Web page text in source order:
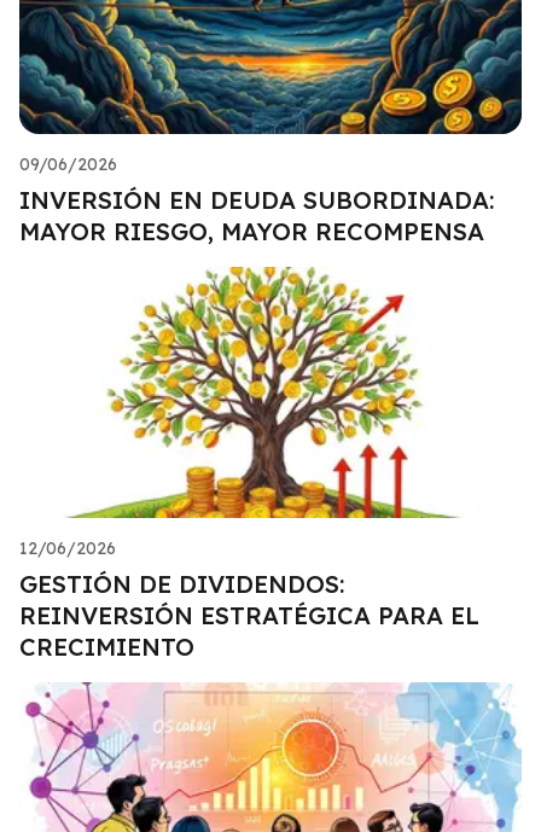
09/06/2026
INVERSIÓN EN DEUDA SUBORDINADA:
MAYOR RIESGO, MAYOR RECOMPENSA
12/06/2026
GESTIÓN DE DIVIDENDOS:
REINVERSIÓN ESTRATÉGICA PARA EL
CRECIMIENTO